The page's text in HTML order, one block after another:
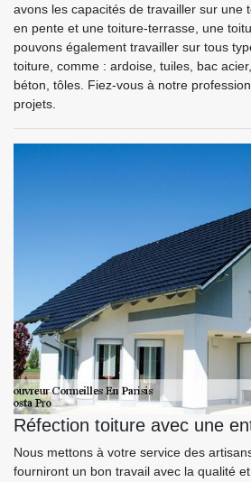
avons les capacités de travailler sur une
en pente et une toiture-terrasse, une
pouvons également travailler sur tous
toiture, comme : ardoise, tuiles, bac
béton, tôles. Fiez-vous à notre
projets.
Réfection toiture avec une
Nous mettons à votre service des
fourniront un bon travail avec la qualité